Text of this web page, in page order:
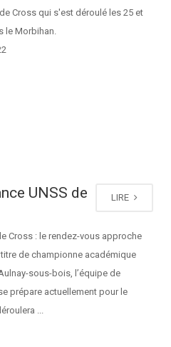
Cross qui s'est déroulé les 25 et
le Morbihan.
LIRE
UNSS de
Cross : le rendez-vous approche
de championne académique
sous-bois, l’équipe de
prépare actuellement pour le
...